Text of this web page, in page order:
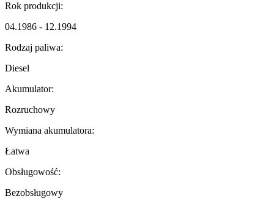
Rok produkcji:
04.1986 - 12.1994
Rodzaj paliwa:
Diesel
Akumulator:
Rozruchowy
Wymiana akumulatora:
Łatwa
Obsługowość:
Bezobsługowy